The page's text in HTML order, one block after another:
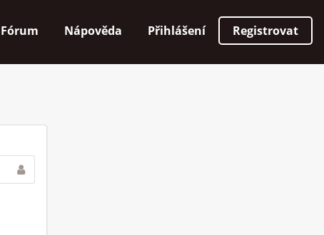
Fórum Nápověda Přihlášení Registrovat